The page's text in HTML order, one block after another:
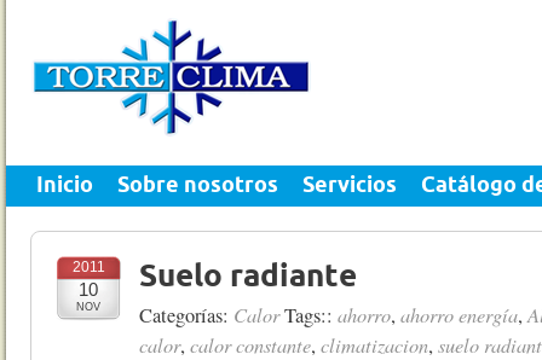
Inicio Sobre nosotros Servicios Catálogo
2011
10
NOV
Suelo radiante
Categorías: CalorTags:: ahorro, ahorro energía,
calor, calor constante, climatizacion, suelo